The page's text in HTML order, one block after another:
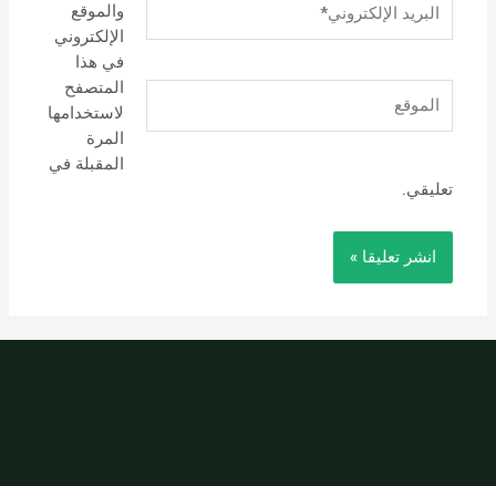
الإلكتروني*
والموقع
الإلكتروني
في هذا
المتصفح
لاستخدامها
المرة
المقبلة في
تعليقي.